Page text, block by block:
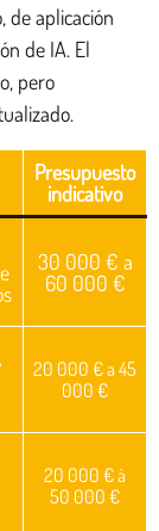
de aplicación
de IA. El
pero
Presupuesto
indicativo
30 000 € a
60 000 €
20 000 € a 45
000 €
20 000 € à
50 000 €